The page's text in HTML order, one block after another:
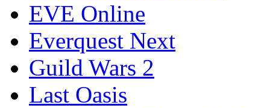
EVE Online
Everquest Next
Guild Wars 2
Last Oasis